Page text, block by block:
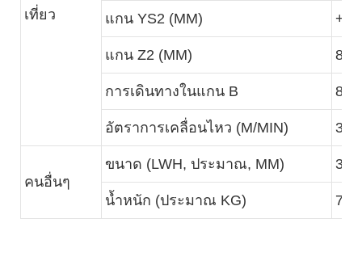
เที่ยว
แกน YS2 (MM) +-
แกน Z2 (MM) 810
การเดินทางในแกน B 800
อัตราการเคลื่อนไหว (M/MIN) 30
คนอื่นๆ
ขนาด (LWH, ประมาณ, MM)
น้ำหนัก (ประมาณ KG)